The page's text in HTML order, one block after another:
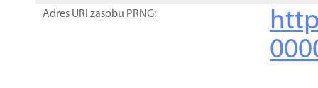
Adres URI zasobu PRNG: